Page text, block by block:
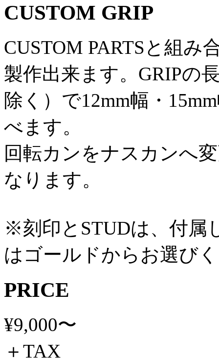
CUSTOM GRIP
CUSTOM PARTSと組
製作出来ます。GRIPの
除く）で12mm幅・
べます。
回転カンをナスカンへ
なります。
※刻印とSTUDは、付属
はゴールドからお選び
PRICE
¥9,000〜
＋TAX